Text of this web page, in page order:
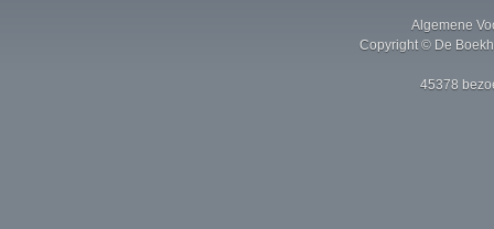
Algemene
Copyright © De
45378